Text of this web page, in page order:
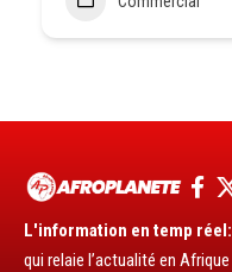
L'information en temp réel:
qui relaie l’actualité en